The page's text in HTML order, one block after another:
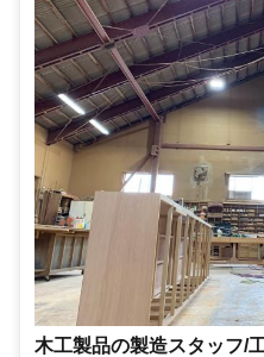
木工製品の製造スタッフ/